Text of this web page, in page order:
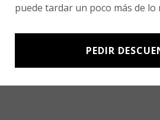
puede tardar un poco más de lo
PEDIR